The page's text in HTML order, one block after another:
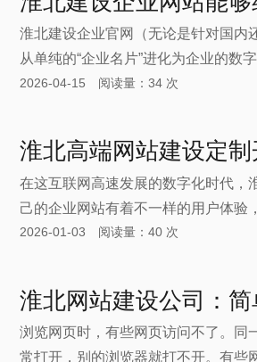
字，邮箱和电话都不是用户的。
淮北建设企业官网（无论是针对国内
从单纯的“企业名片”进化为企业的数
壁垒。企业网站不再是“建了放着”的
天建站总结企业网站建设能给公司带
优势。
2026-04-15 阅读量：34 次
在这互联网高速发展的数字化时代，
己的企业网站有着不一样的用户体验
高端官网设计公司来设计制作开发自
户体验、技术架构与商业价值的全面
2026-01-03 阅读量：40 次
浏览网页时，有些网页访问不了。同
常打开，别的浏览器就打不开。有些